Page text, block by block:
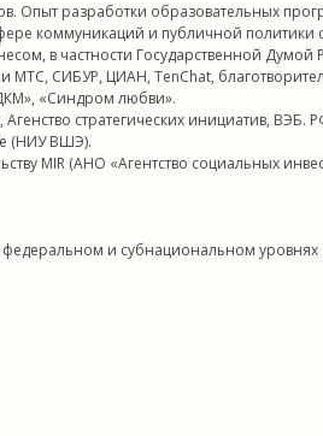
Опыт разработки образовательных
коммуникаций и публичной политики
в частности Государственной
МТС, СИБУР, ЦИАН, TenChat,
«Синдром любви».
стратегических инициатив, ВЭБ.
(НИУ ВШЭ).
MIR (АНО «Агентство социальных
федеральном и субнациональном уровнях